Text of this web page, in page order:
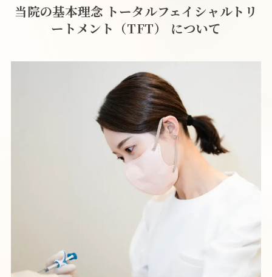
当院の基本理念 トータルフェイシャルトリ
ートメント（TFT） について